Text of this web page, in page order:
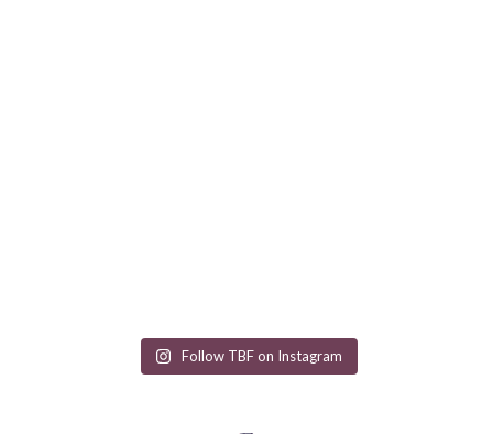
Follow TBF on Instagram